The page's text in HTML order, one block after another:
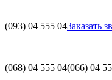
(093) 04 555 04Заказать
(068) 04 555 04(066) 04